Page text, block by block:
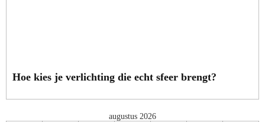
Hoe kies je verlichting die echt sfeer brengt?
augustus 2026